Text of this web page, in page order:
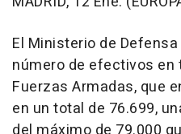
El Ministerio de
número de efectivos en
Fuerzas Armadas, que
en un total de 76.699,